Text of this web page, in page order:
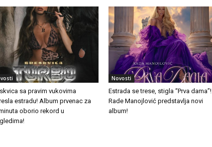
sa pravim vukovima
estradu! Album prvenac za
oborio rekord u
Novosti
Estrada se trese, stigla “Prva dama”!
Rade Manojlović predstavlja novi
album!